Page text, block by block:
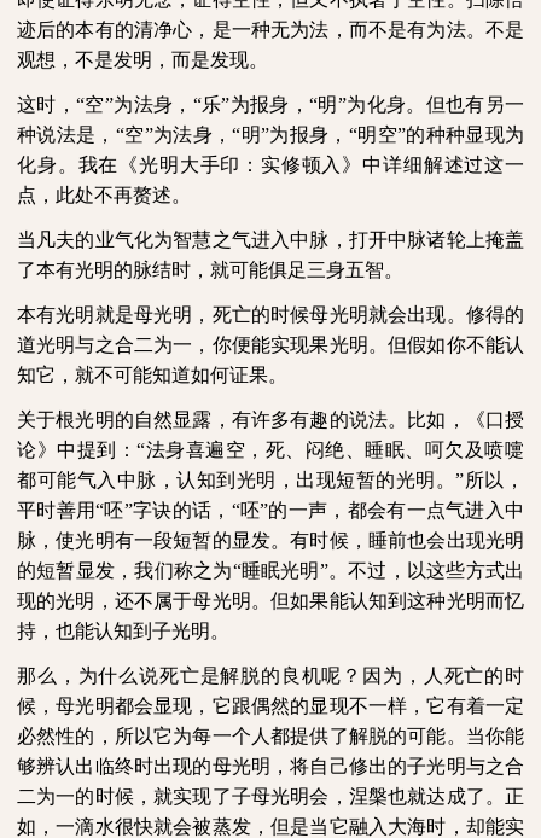
迹后的本有的清净心，是一种无为法，而不是有为法。不是
观想，不是发明，而是发现。
这时，“空”为法身，“乐”为报身，“明”为化身。但也有另一
种说法是，“空”为法身，“明”为报身，“明空”的种种显现为
化身。我在《光明大手印：实修顿入》中详细解述过这一
点，此处不再赘述。
当凡夫的业气化为智慧之气进入中脉，打开中脉诸轮上掩盖
了本有光明的脉结时，就可能俱足三身五智。
本有光明就是母光明，死亡的时候母光明就会出现。修得的
道光明与之合二为一，你便能实现果光明。但假如你不能认
知它，就不可能知道如何证果。
关于根光明的自然显露，有许多有趣的说法。比如，《口授
论》中提到：“法身喜遍空，死、闷绝、睡眠、呵欠及喷嚏
都可能气入中脉，认知到光明，出现短暂的光明。”所以，
平时善用“呸”字诀的话，“呸”的一声，都会有一点气进入中
脉，使光明有一段短暂的显发。有时候，睡前也会出现光明
的短暂显发，我们称之为“睡眠光明”。不过，以这些方式出
现的光明，还不属于母光明。但如果能认知到这种光明而忆
持，也能认知到子光明。
那么，为什么说死亡是解脱的良机呢？因为，人死亡的时
候，母光明都会显现，它跟偶然的显现不一样，它有着一定
必然性的，所以它为每一个人都提供了解脱的可能。当你能
够辨认出临终时出现的母光明，将自己修出的子光明与之合
二为一的时候，就实现了子母光明会，涅槃也就达成了。正
如，一滴水很快就会被蒸发，但是当它融入大海时，却能实